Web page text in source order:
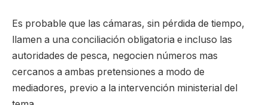
Es probable que las cámaras, sin pérdida de tiempo,
llamen a una conciliación obligatoria e incluso las
autoridades de pesca, negocien números mas
cercanos a ambas pretensiones a modo de
mediadores, previo a la intervención ministerial del